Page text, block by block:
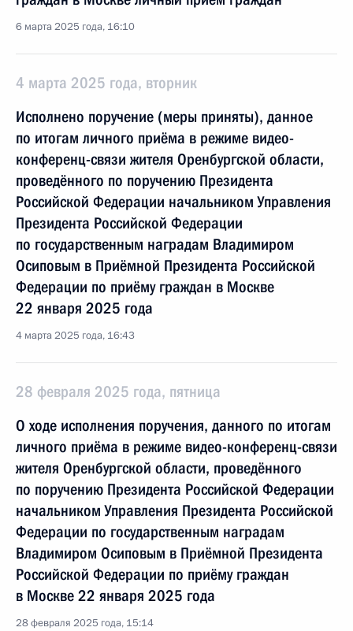
6 марта 2025 года, 16:10
4 марта 2025 года, вторник
Исполнено поручение (меры приняты), данное
по итогам личного приёма в режиме видео-
конференц-связи жителя Оренбургской области,
проведённого по поручению Президента
Российской Федерации начальником Управления
Президента Российской Федерации
по государственным наградам Владимиром
Осиповым в Приёмной Президента Российской
Федерации по приёму граждан в Москве
22 января 2025 года
4 марта 2025 года, 16:43
28 февраля 2025 года, пятница
О ходе исполнения поручения, данного по итогам
личного приёма в режиме видео-конференц-связи
жителя Оренбургской области, проведённого
по поручению Президента Российской Федерации
начальником Управления Президента Российской
Федерации по государственным наградам
Владимиром Осиповым в Приёмной Президента
Российской Федерации по приёму граждан
в Москве 22 января 2025 года
28 февраля 2025 года, 15:14